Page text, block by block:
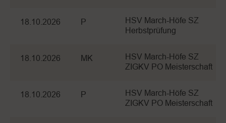
18.10.2026 P
HSV March-Höfe SZ
Herbstprüfung
18.10.2026 MK
HSV March-Höfe SZ
ZIGKV PO Meisterschaft
18.10.2026 P
HSV March-Höfe SZ
ZIGKV PO Meisterschaft